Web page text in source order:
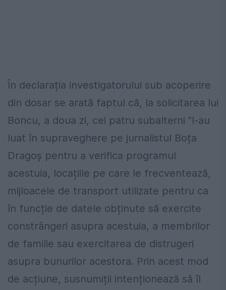
În declarația investigatorului sub acoperire
din dosar se arată faptul că, la solicitarea lui
Boncu, a doua zi, cei patru subalterni ”l-au
luat în supraveghere pe jurnalistul Boța
Dragoș pentru a verifica programul
acestuia, locațiile pe care le frecventează,
mijloacele de transport utilizate pentru ca
în funcție de datele obținute să exercite
constrângeri asupra acestuia, a membrilor
de familie sau exercitarea de distrugeri
asupra bunurilor acestora. Prin acest mod
de acțiune, susnumiții intenționează să îl